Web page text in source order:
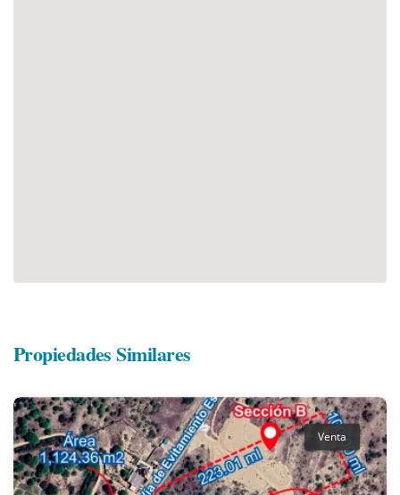
Propiedades Similares
Venta